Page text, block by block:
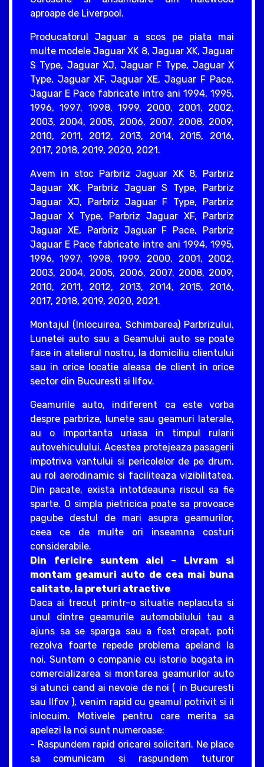
aproape de Liverpool.
Producatorul Jaguar a scos pe piata mai
multe modele Jaguar XK 8, Jaguar XK, Jaguar
S Type, Jaguar XJ, Jaguar F Type, Jaguar X
Type, Jaguar XF, Jaguar XE, Jaguar F Pace,
Jaguar E Pace fabricate intre ani 1994, 1995,
1996, 1997, 1998, 1999, 2000, 2001, 2002,
2003, 2004, 2005, 2006, 2007, 2008, 2009,
2010, 2011, 2012, 2013, 2014, 2015, 2016,
2017, 2018, 2019, 2020, 2021.
Avem in stoc Parbriz Jaguar XK 8, Parbriz
Jaguar XK, Parbriz Jaguar S Type, Parbriz
Jaguar XJ, Parbriz Jaguar F Type, Parbriz
Jaguar X Type, Parbriz Jaguar XF, Parbriz
Jaguar XE, Parbriz Jaguar F Pace, Parbriz
Jaguar E Pace fabricate intre ani 1994, 1995,
1996, 1997, 1998, 1999, 2000, 2001, 2002,
2003, 2004, 2005, 2006, 2007, 2008, 2009,
2010, 2011, 2012, 2013, 2014, 2015, 2016,
2017, 2018, 2019, 2020, 2021.
Montajul (Inlocuirea, Schimbarea) Parbrizului,
Lunetei auto sau a Geamului auto se poate
face in atelierul nostru, la domiciliu clientului
sau in orice locatie aleasa de client in orice
sector din Bucuresti si Ilfov.
Geamurile auto, indiferent ca este vorba
despre parbrize, lunete sau geamuri laterale,
au o importanta uriasa in timpul rularii
autovehiculului. Acestea protejeaza pasagerii
impotriva vantului si pericolelor de pe drum,
au rol aerodinamic si faciliteaza vizibilitatea.
Din pacate, exista intotdeauna riscul sa fie
sparte. O simpla pietricica poate sa provoace
pagube destul de mari asupra geamurilor,
ceea ce de multe ori inseamna costuri
considerabile.
Din fericire suntem aici – Livram si
montam geamuri auto de cea mai buna
calitate, la preturi atractive
Daca ai trecut printr-o situatie neplacuta si
unul dintre geamurile automobilului tau a
ajuns sa se sparga sau a fost crapat, poti
rezolva foarte repede problema apeland la
noi. Suntem o companie cu istorie bogata in
comercializarea si montarea geamurilor auto
si atunci cand ai nevoie de noi ( in Bucuresti
sau Ilfov ), venim rapid cu geamul potrivit si il
inlocuim. Motivele pentru care merita sa
apelezi la noi sunt numeroase:
- Raspundem rapid oricarei solicitari. Ne place
sa comunicam si raspundem tuturor